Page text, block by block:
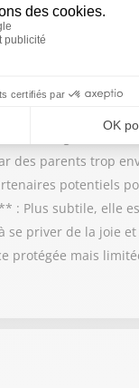
et les relations
craignent
des parents trop
potentiels
: Plus subtile, elle
priver de la joie
mais